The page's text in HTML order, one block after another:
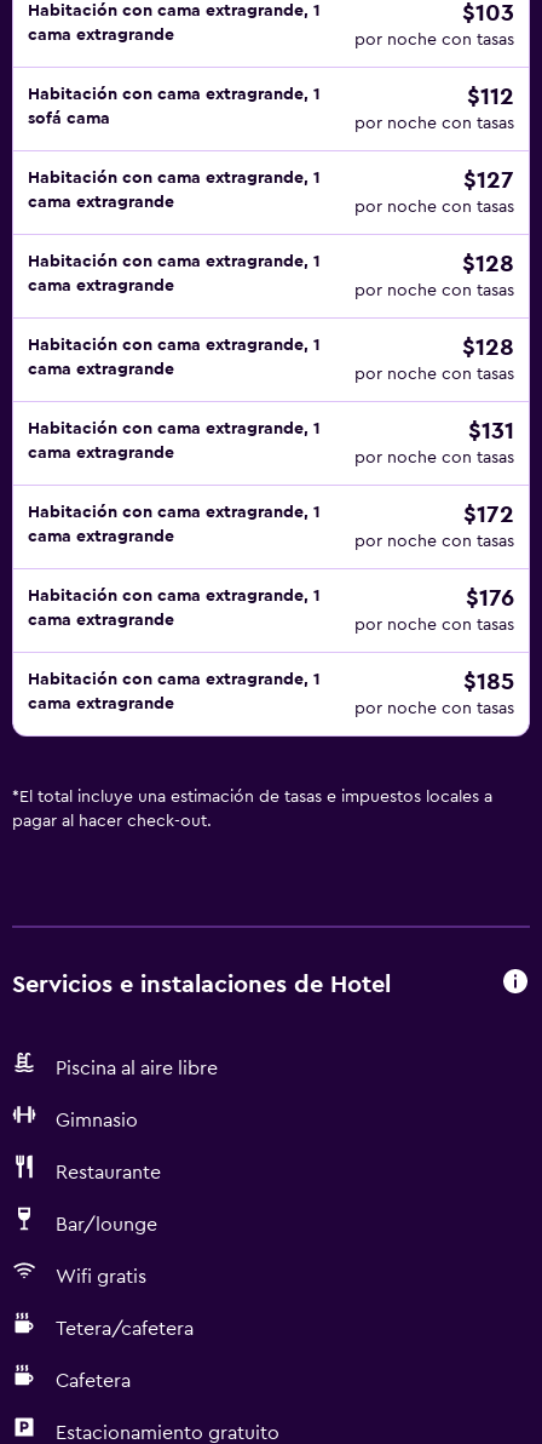
Habitación con cama extragrande, 1
cama extragrande
$103
por noche con tasas
Habitación con cama extragrande, 1
sofá cama
$112
por noche con tasas
Habitación con cama extragrande, 1
cama extragrande
$127
por noche con tasas
Habitación con cama extragrande, 1
cama extragrande
$128
por noche con tasas
Habitación con cama extragrande, 1
cama extragrande
$128
por noche con tasas
Habitación con cama extragrande, 1
cama extragrande
$131
por noche con tasas
Habitación con cama extragrande, 1
cama extragrande
$172
por noche con tasas
Habitación con cama extragrande, 1
cama extragrande
$176
por noche con tasas
Habitación con cama extragrande, 1
cama extragrande
$185
por noche con tasas
* El total incluye una estimación de tasas e impuestos locales a
pagar al hacer check-out.
Servicios e instalaciones de Hotel
Piscina al aire libre
Gimnasio
Restaurante
Bar/lounge
Wifi gratis
Tetera/cafetera
Cafetera
Estacionamiento gratuito